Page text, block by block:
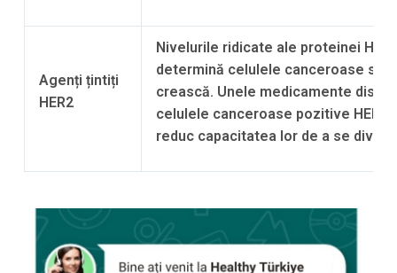
Agenți țintiți
HER2
Nivelurile ridicate ale proteinei
determină celulele canceroase să
crească. Unele medicamente
celulele canceroase pozitive HER2
reduc capacitatea lor de a se divide.